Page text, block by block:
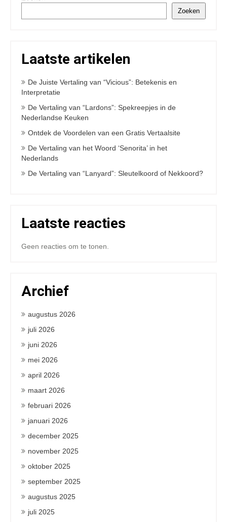
Zoeken
Laatste artikelen
De Juiste Vertaling van “Vicious”: Betekenis en
Interpretatie
De Vertaling van “Lardons”: Spekreepjes in de
Nederlandse Keuken
Ontdek de Voordelen van een Gratis Vertaalsite
De Vertaling van het Woord ‘Senorita’ in het
Nederlands
De Vertaling van “Lanyard”: Sleutelkoord of Nekkoord?
Laatste reacties
Geen reacties om te tonen.
Archief
augustus 2026
juli 2026
juni 2026
mei 2026
april 2026
maart 2026
februari 2026
januari 2026
december 2025
november 2025
oktober 2025
september 2025
augustus 2025
juli 2025